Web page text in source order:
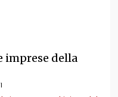
imprese della